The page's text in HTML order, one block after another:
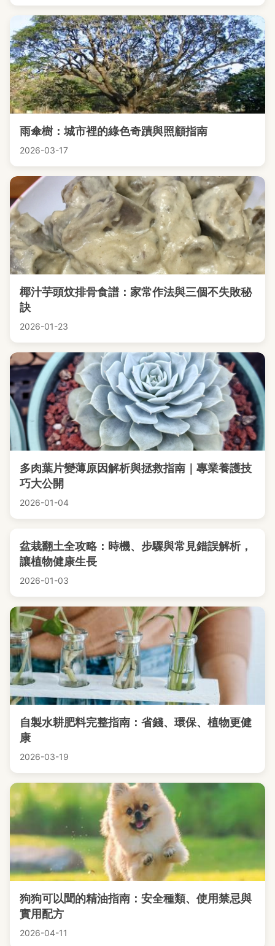
雨傘樹：城市裡的綠色奇蹟與照顧指南
2026-03-17
椰汁芋頭炆排骨食譜：家常作法與三個不失敗秘
訣
2026-01-23
多肉葉片變薄原因解析與拯救指南｜專業養護技
巧大公開
2026-01-04
盆栽翻土全攻略：時機、步驟與常見錯誤解析，
讓植物健康生長
2026-01-03
自製水耕肥料完整指南：省錢、環保、植物更健
康
2026-03-19
狗狗可以聞的精油指南：安全種類、使用禁忌與
實用配方
2026-04-11